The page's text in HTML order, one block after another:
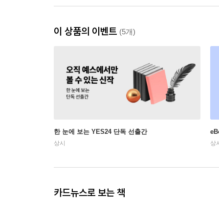
이 상품의 이벤트 (5개)
한 눈에 보는 YES24 단독 선출간
상시 상
카드뉴스로 보는 책